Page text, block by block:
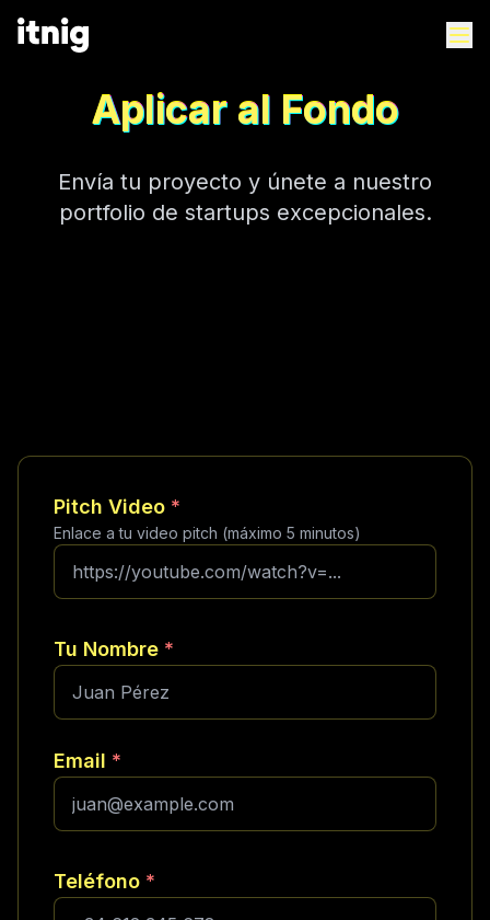
Aplicar al Fondo
Envía tu proyecto y únete a nuestro
portfolio de startups excepcionales.
Pitch Video *
Enlace a tu video pitch (máximo 5 minutos)
Tu Nombre *
Email *
Teléfono *